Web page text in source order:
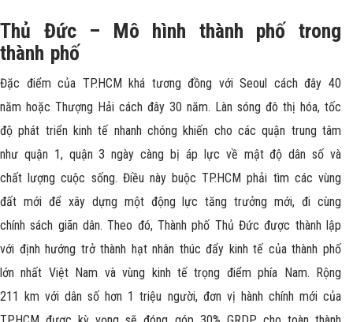
Thủ Đức – Mô hình thành phố trong
thành phố
Đặc điểm của TP.HCM khá tương đồng với Seoul cách đây 40
năm hoặc Thượng Hải cách đây 30 năm. Làn sóng đô thị hóa, tốc
độ phát triển kinh tế nhanh chóng khiến cho các quận trung tâm
như quận 1, quận 3 ngày càng bị áp lực về mật độ dân số và
chất lượng cuộc sống. Điều này buộc TP.HCM phải tìm các vùng
đất mới để xây dựng một động lực tăng trưởng mới, đi cùng
chính sách giãn dân. Theo đó, Thành phố Thủ Đức được thành lập
với định hướng trở thành hạt nhân thúc đẩy kinh tế của thành phố
lớn nhất Việt Nam và vùng kinh tế trọng điểm phía Nam. Rộng
211 km với dân số hơn 1 triệu người, đơn vị hành chính mới của